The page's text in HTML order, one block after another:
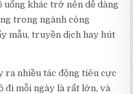
uống khác trở nên dễ dàng
trong ngành công
mẫu, truyền dịch hay hút
ra nhiều tác động tiêu cực
đi mỗi ngày là rất lớn, và